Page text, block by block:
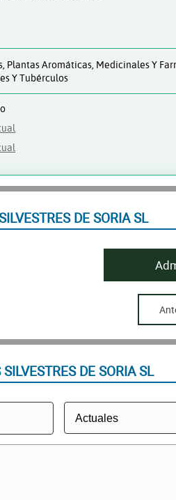
Plantas Aromáticas, Medicinales Y
Y Tubérculos
DE SORIA SL
DE SORIA SL